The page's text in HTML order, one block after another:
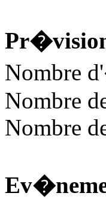
Nombre
Nombre
Nombre